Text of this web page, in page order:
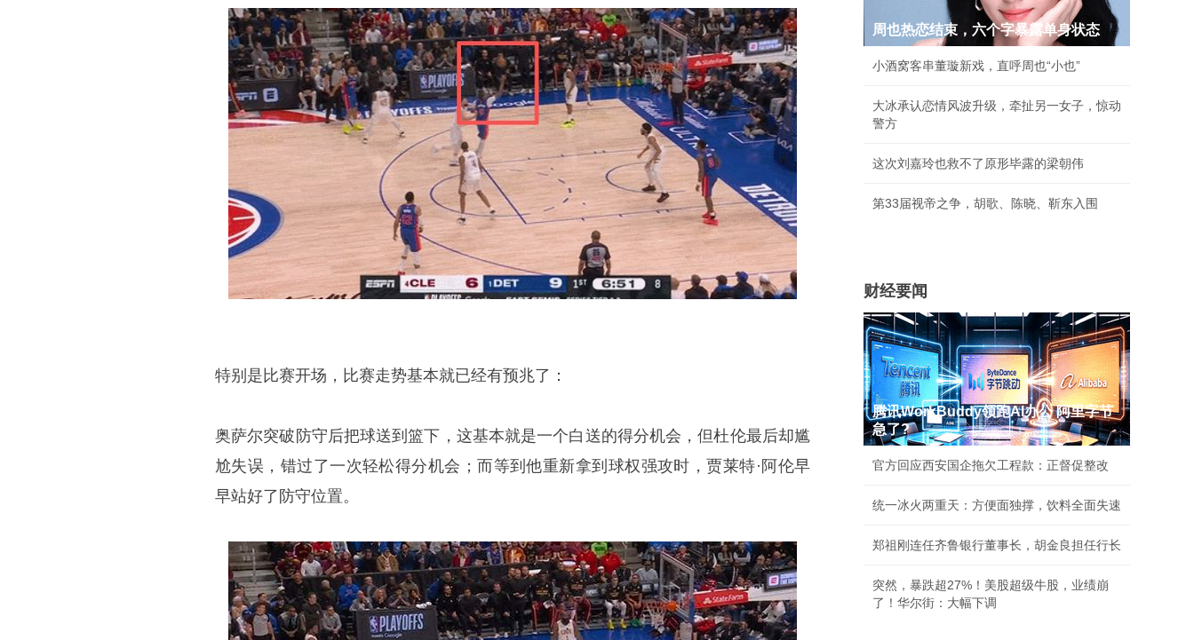
特别是比赛开场，比赛走势基本就已经有预兆了：
奥萨尔突破防守后把球送到篮下，这基本就是一个白送的得分机会，但杜伦最后却尴
尬失误，错过了一次轻松得分机会；而等到他重新拿到球权强攻时，贾莱特·阿伦早
早站好了防守位置。
周也热恋结束，六个字暴露单身状态
小酒窝客串董璇新戏，直呼周也“小也”
大冰承认恋情风波升级，牵扯另一女子，惊动
警方
这次刘嘉玲也救不了原形毕露的梁朝伟
第33届视帝之争，胡歌、陈晓、靳东入围
财经要闻
腾讯WorkBuddy领跑AI办公 阿里字节
急了?
官方回应西安国企拖欠工程款：正督促整改
统一冰火两重天：方便面独撑，饮料全面失速
郑祖刚连任齐鲁银行董事长，胡金良担任行长
突然，暴跌超27%！美股超级牛股，业绩崩
了！华尔街：大幅下调